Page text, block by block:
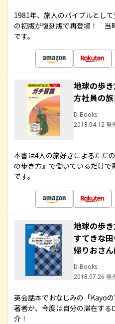
1981年、旅人のバイブルとし
の初版が復刻版で再登場！ 当
です。
地球の歩
方社員の
D-Books
2018.04.12 発
本書は4人の旅好きによるただ
の歩き方』で働いているだけ
です。
地球の歩
すてきな
帰りおさ
D-Books
2018.07.26 発
英会話本でおなじみの「Kayo
著者が、今度は自分の滞在す
介！